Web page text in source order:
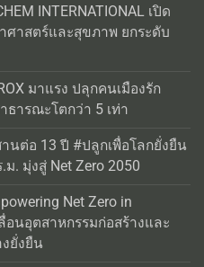
INTERNATIONAL เปิด
ศาสตร์และสุขภาพ ยกระดับ
มาแรง ปลุกคนเมืองรัก
ธารณะโตกว่า 5 เท่า
ต่อ 13 ปี #ปลูกเพื่อโลกยั่งยืน
. มุ่งสู่ Net Zero 2050
Net Zero in
อนอุตสาหกรรมก่อสร้างและ
ยั่งยืน